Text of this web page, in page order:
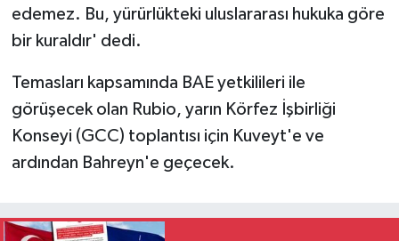
edemez. Bu, yürürlükteki uluslararası hukuka göre
bir kuraldır' dedi.
Temasları kapsamında BAE yetkilileri ile
görüşecek olan Rubio, yarın Körfez İşbirliği
Konseyi (GCC) toplantısı için Kuveyt'e ve
ardından Bahreyn'e geçecek.